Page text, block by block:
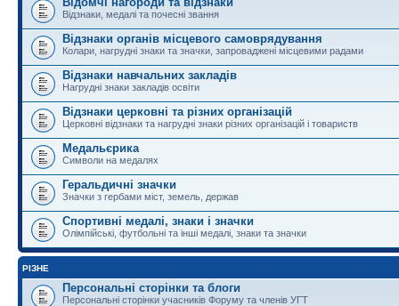
Відзнаки, медалі та почесні звання
Відзнаки органів місцевого самоврядування
Колари, нагрудні знаки та значки, запроваджені місцевими радами
Відзнаки навчальних закладів
Нагрудні знаки закладів освіти
Відзнаки церковні та різних організацій
Церковні відзнаки та нагрудні знаки різних організацій і товариств
Медальєрика
Символи на медалях
Геральдичні значки
Значки з гербами міст, земель, держав
Спортивні медалі, знаки і значки
Олімпійські, футбольні та інші медалі, знаки та значки
РІЗНЕ
Персональні сторінки та блоги
Персональні сторінки учасників Форуму та членів УГТ